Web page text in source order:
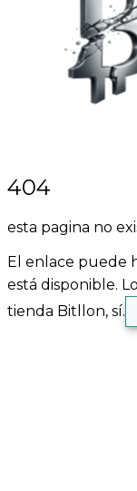
404
esta pagina no
El enlace puede
está disponible.
tienda Bitllon, sí.